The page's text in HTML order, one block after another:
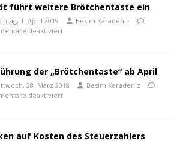
führt weitere Brötchentaste ein
1. April 2019
Besim Karadeniz
deaktiviert
der „Brötchentaste“ ab April
28. März 2018
Besim Karadeniz
deaktiviert
auf Kosten des Steuerzahlers